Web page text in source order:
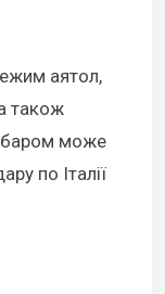
аятол,
також
може
по Італії